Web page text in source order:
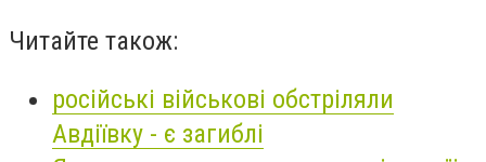
Читайте також:
російські військові обстріляли
Авдіївку - є загиблі